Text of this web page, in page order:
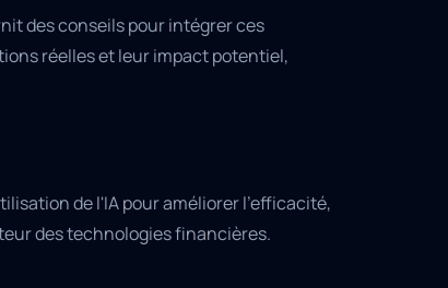
des conseils pour intégrer ces
réelles et leur impact potentiel,
de l'IA pour améliorer l'efficacité,
des technologies financières.